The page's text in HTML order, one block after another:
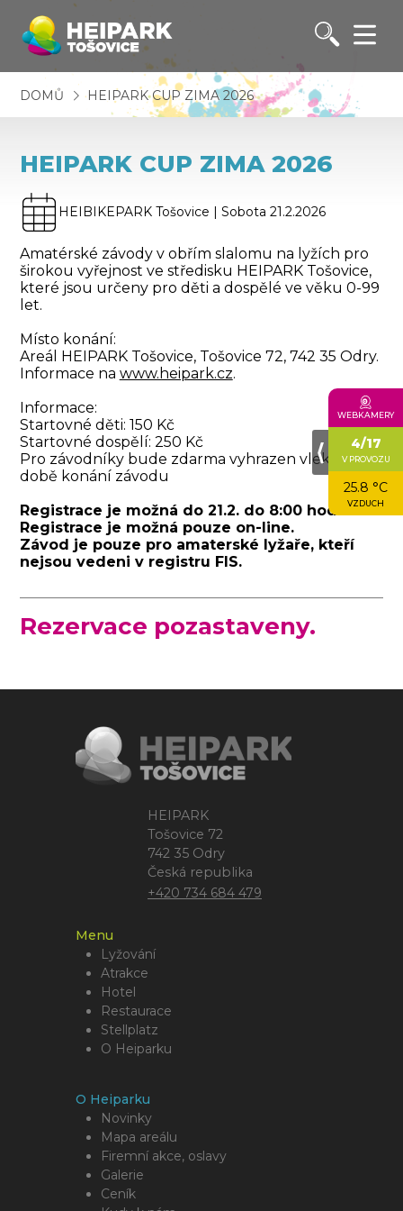
⟨
WEBKAMERY
4/17
V PROVOZU
25.8 °C
VZDUCH
DOMŮ HEIPARK CUP ZIMA 2026
HEIPARK CUP ZIMA 2026
HEIBIKEPARK Tošovice | Sobota 21.2.2026
Amatérské závody v obřím slalomu na lyžích pro
širokou vyřejnost ve středisku HEIPARK Tošovice,
které jsou určeny pro děti a dospělé ve věku 0-99
let.
Místo konání:
Areál HEIPARK Tošovice, Tošovice 72, 742 35 Odry.
Informace na www.heipark.cz.
Informace:
Startovné děti: 150 Kč
Startovné dospělí: 250 Kč
Pro závodníky bude zdarma vyhrazen vlek H3 v
době konání závodu
Registrace je možná do 21.2. do 8:00 hodin.
Registrace je možná pouze on-line.
Závod je pouze pro amaterské lyžaře, kteří
nejsou vedeni v registru FIS.
Rezervace pozastaveny.
HEIPARK
Tošovice 72
742 35 Odry
Česká republika
+420 734 684 479
Menu
Lyžování
Atrakce
Hotel
Restaurace
Stellplatz
O Heiparku
O Heiparku
Novinky
Mapa areálu
Firemní akce, oslavy
Galerie
Ceník